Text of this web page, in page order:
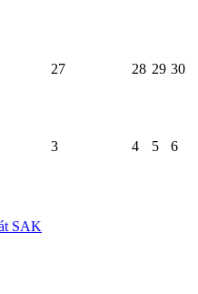
27 28 29 30
3 4 5 6